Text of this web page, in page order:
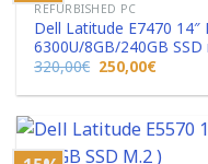
REFURBISHED PC
Dell Latitude E7470 14″
6300U/8GB/240GB
320,00€ Original
price
was:
250,00€Η
τιμή